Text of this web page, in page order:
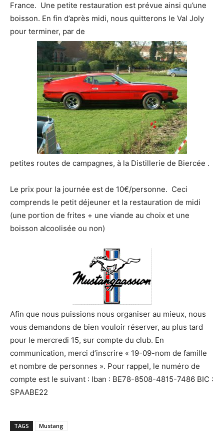
France. Une petite restauration est prévue ainsi qu’une
boisson. En fin d’après midi, nous quitterons le Val Joly
pour terminer, par de
petites routes de campagnes, à la Distillerie de Biercée .
Le prix pour la journée est de 10€/personne. Ceci
comprends le petit déjeuner et la restauration de midi
(une portion de frites + une viande au choix et une
boisson alcoolisée ou non)
Afin que nous puissions nous organiser au mieux, nous
vous demandons de bien vouloir réserver, au plus tard
pour le mercredi 15, sur compte du club. En
communication, merci d’inscrire « 19-09-nom de famille
et nombre de personnes ». Pour rappel, le numéro de
compte est le suivant : Iban : BE78-8508-4815-7486 BIC :
SPAABE22
TAGS Mustang